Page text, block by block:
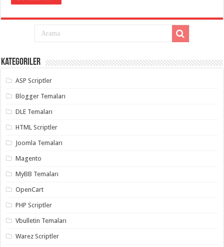
evden
taşımacılık,
asansörlü
taşıma,
evden
taşımacılık,
organizasyon,
organizasyon,
organizasyon,
gaziantep
organizasyon,
gaziantep
organizasyon,
gaziantep
organizasyon
gaziantep
palyaço,
twitter
takipçi
hilesi
takipçi
Kategoriler
ASP Scriptler
Blogger Temaları
DLE Temaları
HTML Scriptler
Joomla Temaları
Magento
MyBB Temaları
OpenCart
PHP Scriptler
Vbulletin Temaları
Warez Scriptler